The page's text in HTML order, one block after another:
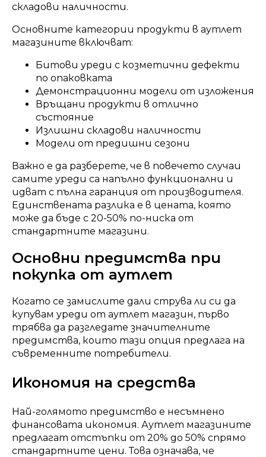
складови наличности.
Основните категории продукти в аутлет
магазините включват:
Битови уреди с козметични дефекти
по опаковката
Демонстрационни модели от изложения
Връщани продукти в отлично
състояние
Излишни складови наличности
Модели от предишни сезони
Важно е да разберете, че в повечето случаи
самите уреди са напълно функционални и
идват с пълна гаранция от производителя.
Единствената разлика е в цената, която
може да бъде с 20-50% по-ниска от
стандартните магазини.
Основни предимства при
покупка от аутлет
Когато се замислите дали струва ли си да
купувам уреди от аутлет магазин, първо
трябва да разгледате значителните
предимства, които тази опция предлага на
съвременните потребители.
Икономия на средства
Най-голямото предимство е несъмнено
финансовата икономия. Аутлет магазините
предлагат отстъпки от 20% до 50% спрямо
стандартните цени. Това означава, че